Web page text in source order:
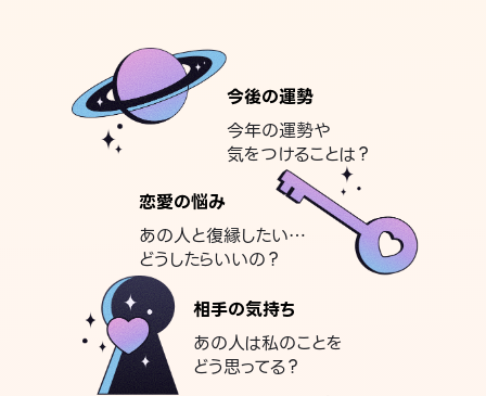
今後の運勢
今年の運勢や
気をつけることは？
恋愛の悩み
あの人と復縁したい…
どうしたらいいの？
相手の気持ち
あの人は私のことを
どう思ってる？